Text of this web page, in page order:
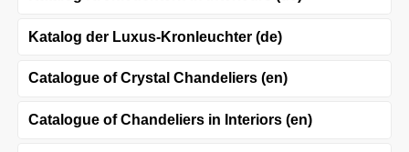
Katalog der Luxus-Kronleuchter (de)
Catalogue of Crystal Chandeliers (en)
Catalogue of Chandeliers in Interiors (en)